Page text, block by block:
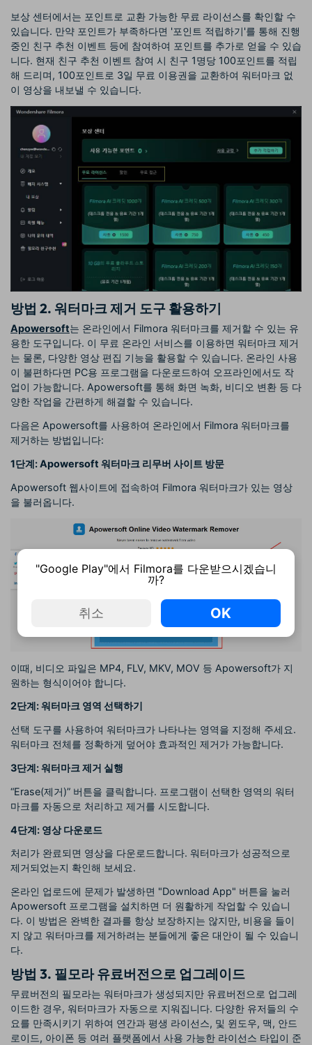
보상 센터에서는 포인트로 교환 가능한 무료 라이선스를 확인할 수
있습니다. 만약 포인트가 부족하다면 '포인트 적립하기'를 통해 진행
중인 친구 추천 이벤트 등에 참여하여 포인트를 추가로 얻을 수 있습
니다. 현재 친구 추천 이벤트 참여 시 친구 1명당 100포인트를 적립
해 드리며, 100포인트로 3일 무료 이용권을 교환하여 워터마크 없
이 영상을 내보낼 수 있습니다.
방법 2. 워터마크 제거 도구 활용하기
Apowersoft는 온라인에서 Filmora 워터마크를 제거할 수 있는 유
용한 도구입니다. 이 무료 온라인 서비스를 이용하면 워터마크 제거
는 물론, 다양한 영상 편집 기능을 활용할 수 있습니다. 온라인 사용
이 불편하다면 PC용 프로그램을 다운로드하여 오프라인에서도 작
업이 가능합니다. Apowersoft를 통해 화면 녹화, 비디오 변환 등 다
양한 작업을 간편하게 해결할 수 있습니다.
다음은 Apowersoft를 사용하여 온라인에서 Filmora 워터마크를
제거하는 방법입니다:
1단계: Apowersoft 워터마크 리무버 사이트 방문
Apowersoft 웹사이트에 접속하여 Filmora 워터마크가 있는 영상
을 불러옵니다.
이때, 비디오 파일은 MP4, FLV, MKV, MOV 등 Apowersoft가 지
원하는 형식이어야 합니다.
2단계: 워터마크 영역 선택하기
선택 도구를 사용하여 워터마크가 나타나는 영역을 지정해 주세요.
워터마크 전체를 정확하게 덮어야 효과적인 제거가 가능합니다.
3단계: 워터마크 제거 실행
“Erase(제거)” 버튼을 클릭합니다. 프로그램이 선택한 영역의 워터
마크를 자동으로 처리하고 제거를 시도합니다.
4단계: 영상 다운로드
처리가 완료되면 영상을 다운로드합니다. 워터마크가 성공적으로
제거되었는지 확인해 보세요.
온라인 업로드에 문제가 발생하면 "Download App" 버튼을 눌러
Apowersoft 프로그램을 설치하면 더 원활하게 작업할 수 있습니
다. 이 방법은 완벽한 결과를 항상 보장하지는 않지만, 비용을 들이
지 않고 워터마크를 제거하려는 분들에게 좋은 대안이 될 수 있습니
다.
방법 3. 필모라 유료버전으로 업그레이드
무료버전의 필모라는 워터마크가 생성되지만 유료버전으로 업그레
이드한 경우, 워터마크가 자동으로 지워집니다. 다양한 유저들의 수
요를 만족시키기 위하여 연간과 평생 라이선스, 및 윈도우, 맥, 안드
로이드, 아이폰 등 여러 플랫폼에서 사용 가능한 라이선스 타입이 준
"Google Play"에서 Filmora를 다운받으시겠습니
까?
취소 OK